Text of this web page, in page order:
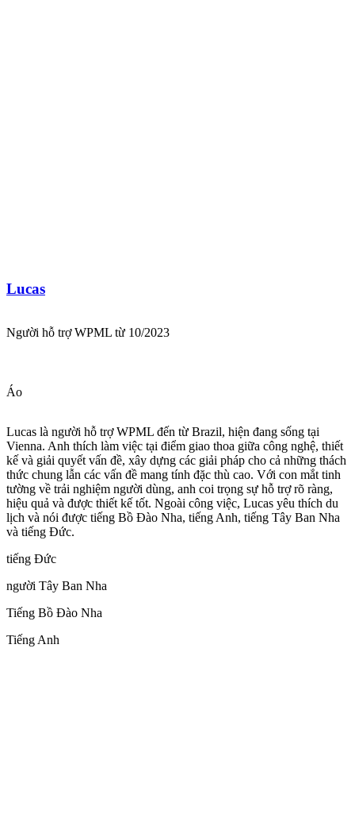
Lucas
Người hỗ trợ WPML từ 10/2023
Áo
Lucas là người hỗ trợ WPML đến từ Brazil, hiện đang sống tại
Vienna. Anh thích làm việc tại điểm giao thoa giữa công nghệ, thiết
kế và giải quyết vấn đề, xây dựng các giải pháp cho cả những thách
thức chung lẫn các vấn đề mang tính đặc thù cao. Với con mắt tinh
tường về trải nghiệm người dùng, anh coi trọng sự hỗ trợ rõ ràng,
hiệu quả và được thiết kế tốt. Ngoài công việc, Lucas yêu thích du
lịch và nói được tiếng Bồ Đào Nha, tiếng Anh, tiếng Tây Ban Nha
và tiếng Đức.
tiếng Đức
người Tây Ban Nha
Tiếng Bồ Đào Nha
Tiếng Anh